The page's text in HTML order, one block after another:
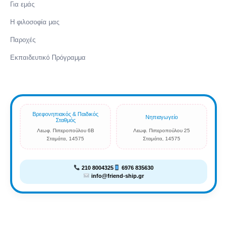
Για εμάς
Η φιλοσοφία μας
Παροχές
Εκπαιδευτικό Πρόγραμμα
Βρεφονηπιακός & Παιδικός
Σταθμός
Λεωφ. Πιπεροπούλου 6Β
Σταμάτα, 14575
Νηπιαγωγείο
Λεωφ. Πιπεροπούλου 25
Σταμάτα, 14575
210 8004325
6976 835630
info@friend-ship.gr